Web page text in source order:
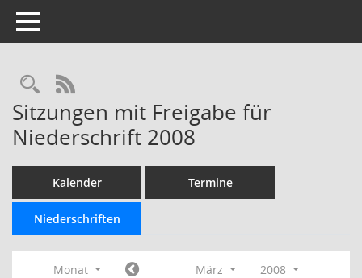
Toggle navigation
Rechercheauswahl
RSS-Feed
Sitzungen mit Freigabe für
Niederschrift 2008
Kalender Termine
Niederschriften
Monat März
2008